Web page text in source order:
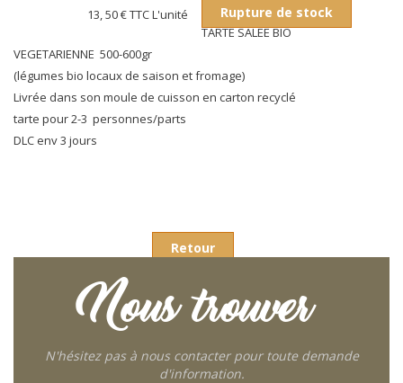
13, 50 €TTC L'unité Rupture de stock
TARTE SALEE BIO
VEGETARIENNE 500-600gr
(légumes bio locaux de saison et fromage)
Livrée dans son moule de cuisson en carton recyclé
tarte pour 2-3 personnes/parts
DLC env 3 jours
Retour
Nous trouver
N'hésitez pas à nous contacter pour toute demande
d'information.